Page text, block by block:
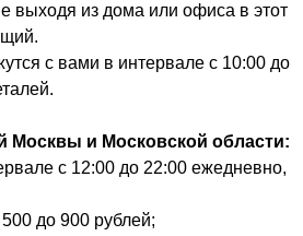
выходя из дома или офиса в этот
с вами в интервале с 10:00 до
Москвы и Московской области:
с 12:00 до 22:00 ежедневно,
до 900 рублей;